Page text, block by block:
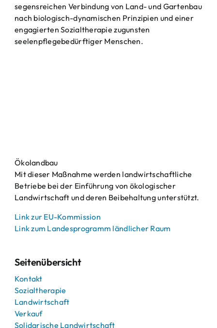
segensreichen Verbindung von Land- und Gartenbau
nach biologisch-dynamischen Prinzipien und einer
engagierten Sozialtherapie zugunsten
seelenpflegebedürftiger Menschen.
Ökolandbau
Mit dieser Maßnahme werden landwirtschaftliche
Betriebe bei der Einführung von ökologischer
Landwirtschaft und deren Beibehaltung unterstützt.
Link zur EU-Kommission
Link zum Landesprogramm ländlicher Raum
Seitenübersicht
Kontakt
Sozialtherapie
Landwirtschaft
Verkauf
Solidarische Landwirtschaft